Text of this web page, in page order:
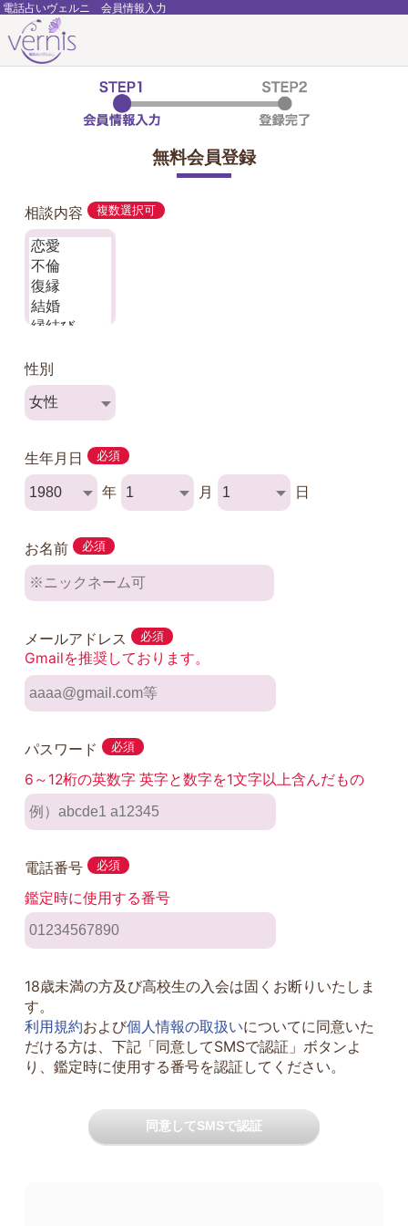
電話占いヴェルニ 会員情報入力
無料会員登録
相談内容 複数選択可
性別
生年月日 必須
年 月 日
お名前 必須
メールアドレス 必須
Gmailを推奨しております。
パスワード 必須
6～12桁の英数字 英字と数字を1文字以上含んだもの
電話番号 必須
鑑定時に使用する番号
18歳未満の方及び高校生の入会は固くお断りいたしま
す。
利用規約および個人情報の取扱いについてに同意いた
だける方は、下記「同意してSMSで認証」ボタンよ
り、鑑定時に使用する番号を認証してください。
同意してSMSで認証